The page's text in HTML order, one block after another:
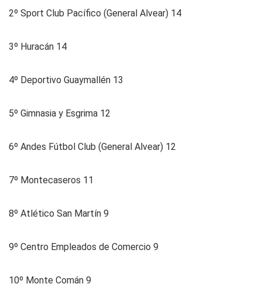
2º Sport Club Pacífico (General Alvear) 14
3º Huracán 14
4º Deportivo Guaymallén 13
5º Gimnasia y Esgrima 12
6º Andes Fútbol Club (General Alvear) 12
7º Montecaseros 11
8º Atlético San Martín 9
9º Centro Empleados de Comercio 9
10º Monte Comán 9